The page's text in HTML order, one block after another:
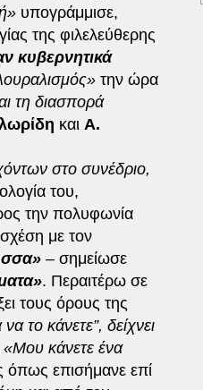
υπογράμμισε,
της φιλελεύθερης
κυβερνητικά
την ώρα
τη διασπορά
και Α.
στο συνέδριο,
του,
την πολυφωνία
με τον
– σημείωσε
. Περαιτέρω σε
τους όρους της
το κάνετε”, δείχνει
«Μου κάνετε ένα
όπως επισήμανε επί